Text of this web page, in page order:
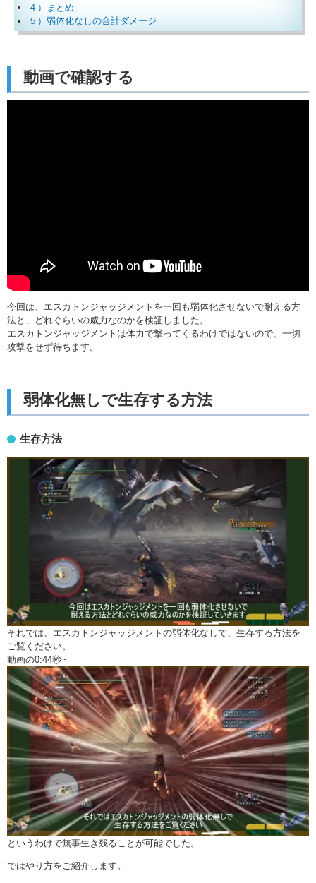
４）まとめ
５）弱体化なしの合計ダメージ
動画で確認する
今回は、エスカトンジャッジメントを一回も弱体化させないで耐える方
法と、どれぐらいの威力なのかを検証しました。
エスカトンジャッジメントは体力で撃ってくるわけではないので、一切
攻撃をせず待ちます。
弱体化無しで生存する方法
生存方法
それでは、エスカトンジャッジメントの弱体化なしで、生存する方法を
ご覧ください。
動画の0:44秒~
というわけで無事生き残ることが可能でした。
ではやり方をご紹介します。